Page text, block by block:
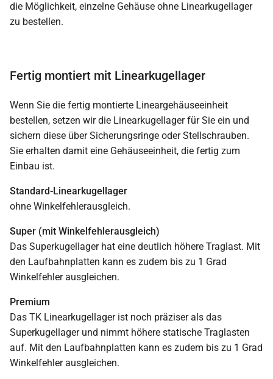
die Möglichkeit, einzelne Gehäuse ohne Linearkugellager
zu bestellen.
Fertig montiert mit Linearkugellager
Wenn Sie die fertig montierte Lineargehäuseeinheit
bestellen, setzen wir die Linearkugellager für Sie ein und
sichern diese über Sicherungsringe oder Stellschrauben.
Sie erhalten damit eine Gehäuseeinheit, die fertig zum
Einbau ist.
Standard-Linearkugellager
ohne Winkelfehlerausgleich.
Super (mit Winkelfehlerausgleich)
Das Superkugellager hat eine deutlich höhere Traglast. Mit
den Laufbahnplatten kann es zudem bis zu 1 Grad
Winkelfehler ausgleichen.
Premium
Das TK Linearkugellager ist noch präziser als das
Superkugellager und nimmt höhere statische Traglasten
auf. Mit den Laufbahnplatten kann es zudem bis zu 1 Grad
Winkelfehler ausgleichen.